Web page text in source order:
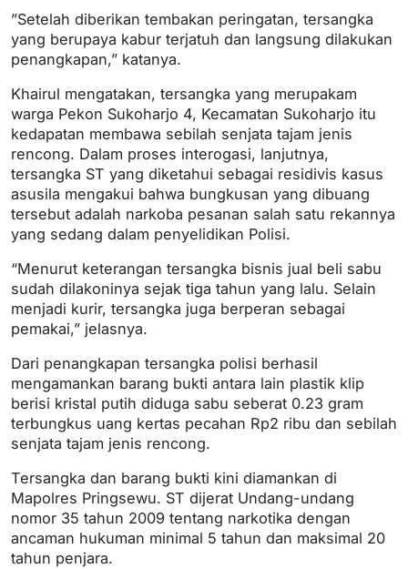
”Setelah diberikan tembakan peringatan, tersangka
yang berupaya kabur terjatuh dan langsung dilakukan
penangkapan,” katanya.
Khairul mengatakan, tersangka yang merupakam
warga Pekon Sukoharjo 4, Kecamatan Sukoharjo itu
kedapatan membawa sebilah senjata tajam jenis
rencong. Dalam proses interogasi, lanjutnya,
tersangka ST yang diketahui sebagai residivis kasus
asusila mengakui bahwa bungkusan yang dibuang
tersebut adalah narkoba pesanan salah satu rekannya
yang sedang dalam penyelidikan Polisi.
“Menurut keterangan tersangka bisnis jual beli sabu
sudah dilakoninya sejak tiga tahun yang lalu. Selain
menjadi kurir, tersangka juga berperan sebagai
pemakai,” jelasnya.
Dari penangkapan tersangka polisi berhasil
mengamankan barang bukti antara lain plastik klip
berisi kristal putih diduga sabu seberat 0.23 gram
terbungkus uang kertas pecahan Rp2 ribu dan sebilah
senjata tajam jenis rencong.
Tersangka dan barang bukti kini diamankan di
Mapolres Pringsewu. ST dijerat Undang-undang
nomor 35 tahun 2009 tentang narkotika dengan
ancaman hukuman minimal 5 tahun dan maksimal 20
tahun penjara.